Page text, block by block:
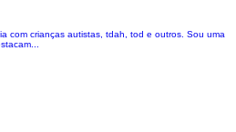
com crianças autistas, tdah, tod e outros. Sou uma